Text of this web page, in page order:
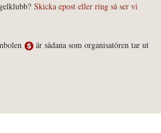
Skicka epost eller ring så ser vi
är sådana som organisatören tar ut